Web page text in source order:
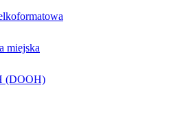
miejska
(DOOH)